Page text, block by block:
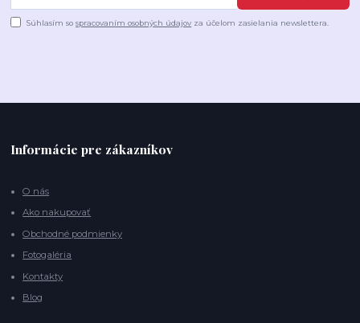
Súhlasím sospracovaním osobných údajov za účelom zasielania newslettera.
Informácie pre zákazníkov
O nás
Ako nakupovať
Obchodné podmienky
Fotogaléria
Kontakty
Blog